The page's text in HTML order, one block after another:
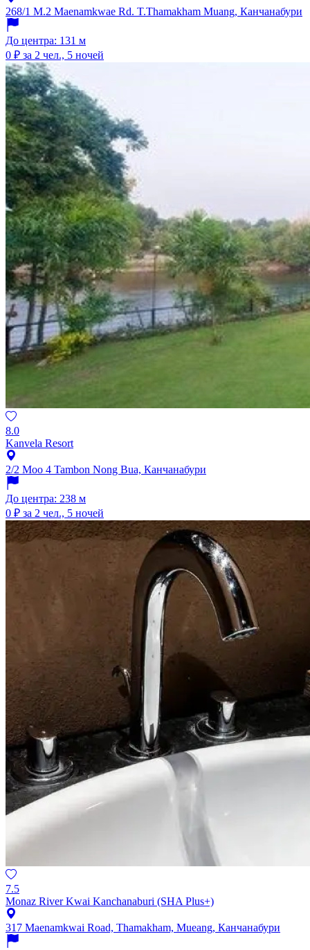
268/1 M.2 Maenamkwae Rd. T.Thamakham Muang, Канчанабури
До центра: 131 м
0 ₽ за 2 чел., 5 ночей
8.0
Kanvela Resort
2/2 Moo 4 Tambon Nong Bua, Канчанабури
До центра: 238 м
0 ₽ за 2 чел., 5 ночей
7.5
Monaz River Kwai Kanchanaburi (SHA Plus+)
317 Maenamkwai Road, Thamakham, Mueang, Канчанабури